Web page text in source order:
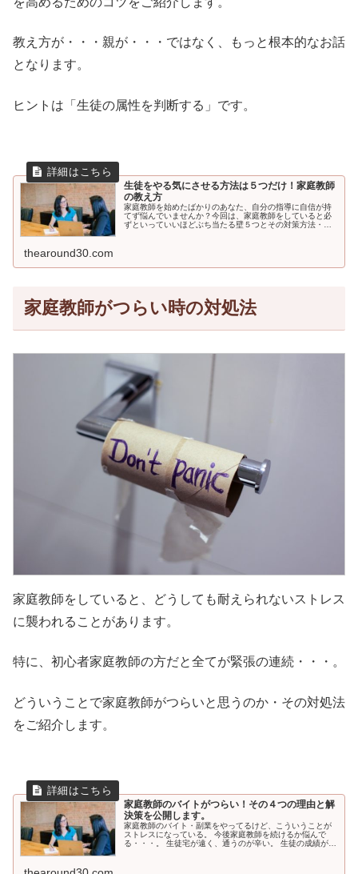
教え方が・・・親が・・・ではなく、もっと根本的なお話
となります。
ヒントは「生徒の属性を判断する」です。
生徒をやる気にさせる方法は５つだけ！家庭教師
の教え方
家庭教師を始めたばかりのあなた、自分の指導に自信が持
てず悩んでいませんか？今回は、家庭教師をしていると必
ずといっていいほどぶち当たる壁５つとその対策方法・家
thearound30.com
家庭教師がつらい時の対処法
家庭教師をしていると、どうしても耐えられないストレス
に襲われることがあります。
特に、初心者家庭教師の方だと全てが緊張の連続・・・。
どういうことで家庭教師がつらいと思うのか・その対処法
をご紹介します。
家庭教師のバイトがつらい！その４つの理由と解
決策を公開します。
家庭教師のバイト・副業をやってるけど、こういうことが
ストレスになっている。 今後家庭教師を続けるか悩んで
る・・・。 生徒宅が遠く、通うのが辛い。 生徒の成績が思